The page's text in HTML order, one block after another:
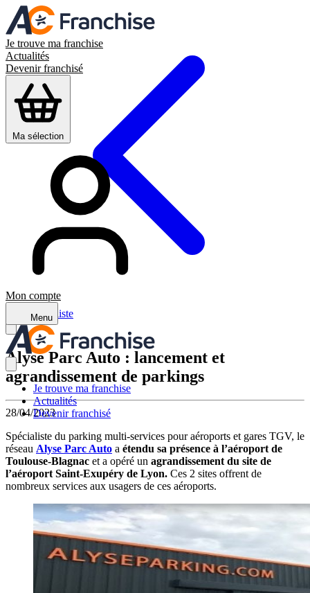
Je trouve ma franchise
Actualités
Devenir franchisé
Ma sélection
Mon compte
Menu
Je trouve ma franchise
Actualités
Devenir franchisé
Retour à la liste
Alyse Parc Auto : lancement et
agrandissement de parkings
28/04/2023
Spécialiste du parking multi-services pour aéroports et gares TGV, le
réseau Alyse Parc Auto a étendu sa présence à l’aéroport de
Toulouse-Blagnac et a opéré un agrandissement du site de
l’aéroport Saint-Exupéry de Lyon. Ces 2 sites offrent de
nombreux services aux usagers de ces aéroports.